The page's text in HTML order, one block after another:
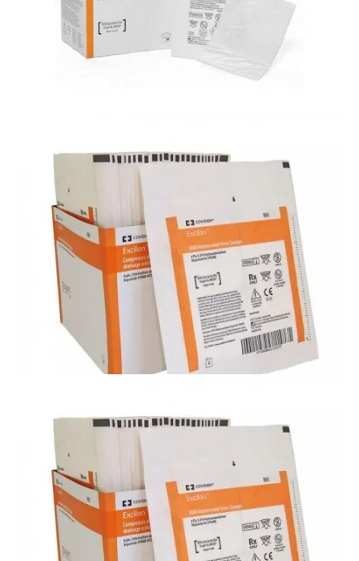
Materiały opatrunkowe i leczenie ran
Bakterobójczy opatrunek wyspowy Telfa
Materiały opatrunkowe i leczenie ran
Bakterobojczy opatrunek piankowy z wycieciem
amd